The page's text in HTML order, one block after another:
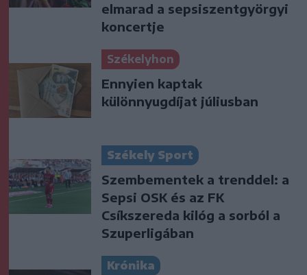
elmarad a sepsiszentgyörgyi
koncertje
Székelyhon
Ennyien kaptak
különnyugdíjat júliusban
Székely Sport
Szembementek a trenddel: a
Sepsi OSK és az FK
Csíkszereda kilóg a sorból a
Szuperligában
Krónika